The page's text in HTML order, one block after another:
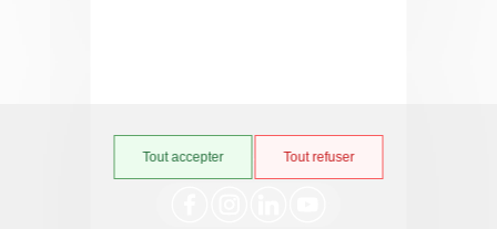
Tout accepter Tout refuser
Suivez-nous